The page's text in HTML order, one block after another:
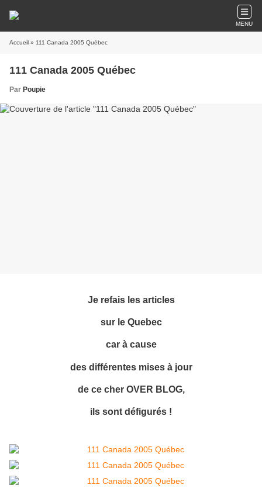
MENU
Accueil » 111 Canada 2005 Québec
111 Canada 2005 Québec
Par Poupie
Je refais les articles
sur le Quebec
car à cause
des différentes mises à jour
de ce cher OVER BLOG,
ils sont défigurés !